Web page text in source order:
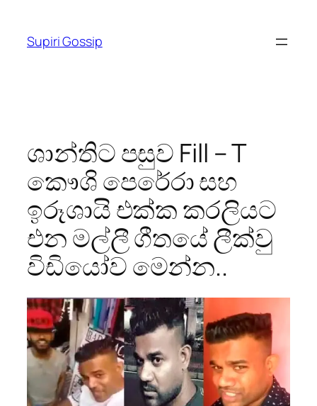
content
Supiri Gossip
ශාන්තිට පසුව Fill – T
කෞශි පෙරේරා සහ
ඉරූශායි එක්ක කරලියට
එන මල්ලී ගීතයේ ලීක්වු
විඩියෝව ම‌ෙන්න..